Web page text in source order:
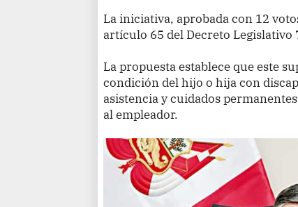
La iniciativa, aprobada con 12
artículo 65 del Decreto Legislativo
La propuesta establece que este
condición del hijo o hija con
asistencia y cuidados
al empleador.